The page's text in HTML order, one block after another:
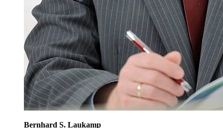
Bernhard S. Laukamp